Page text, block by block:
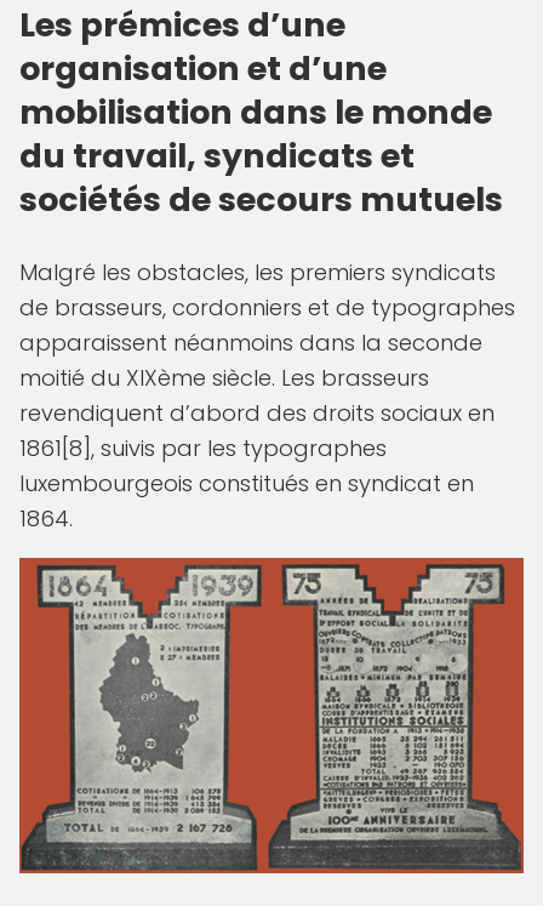
Les prémices d’une
organisation et d’une
mobilisation dans le monde
du travail, syndicats et
sociétés de secours mutuels
Malgré les obstacles, les premiers syndicats
de brasseurs, cordonniers et de typographes
apparaissent néanmoins dans la seconde
moitié du XIXème siècle. Les brasseurs
revendiquent d’abord des droits sociaux en
1861[8], suivis par les typographes
luxembourgeois constitués en syndicat en
1864.